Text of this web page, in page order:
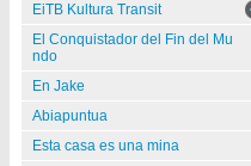
EiTB Kultura Transit
El Conquistador del Fin del Mu
ndo
En Jake
Abiapuntua
Esta casa es una mina